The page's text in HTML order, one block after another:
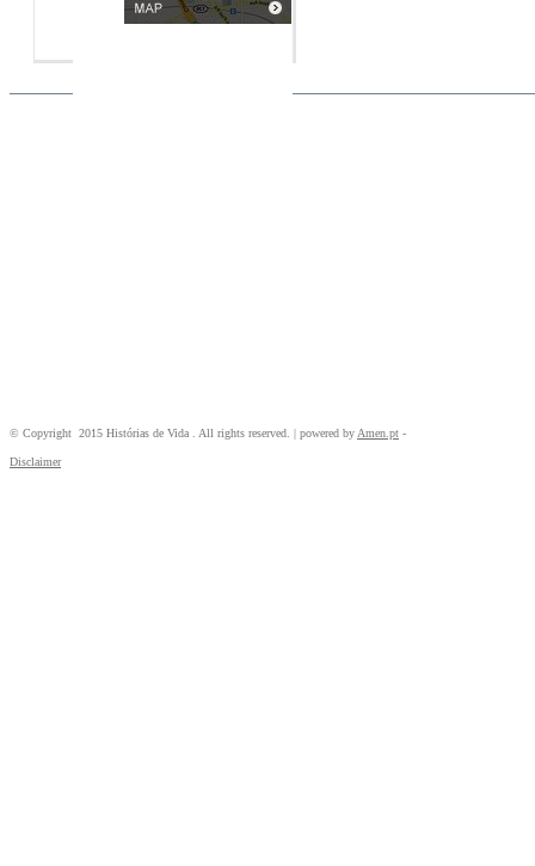
© Copyright 2015 Histórias de Vida . All rights reserved. | powered by Amen.pt -
Disclaimer